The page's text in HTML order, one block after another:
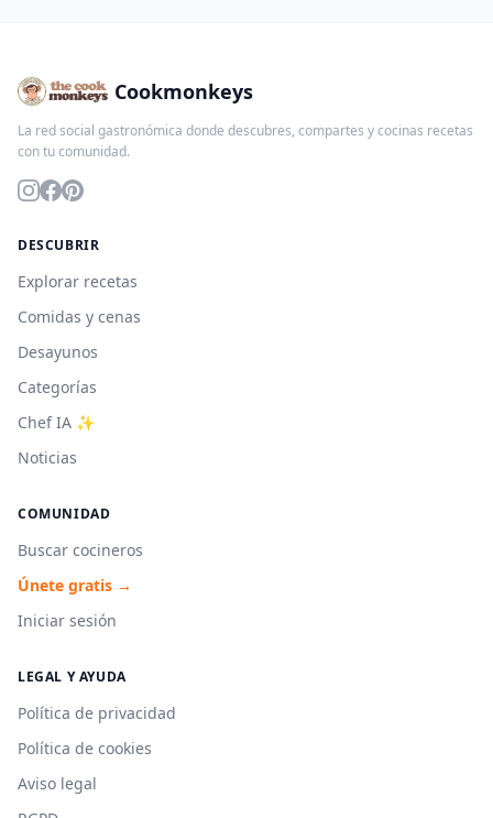
Cookmonkeys
La red social gastronómica donde descubres, compartes y cocinas recetas
con tu comunidad.
DESCUBRIR
Explorar recetas
Comidas y cenas
Desayunos
Categorías
Chef IA ✨
Noticias
COMUNIDAD
Buscar cocineros
Únete gratis →
Iniciar sesión
LEGAL Y AYUDA
Política de privacidad
Política de cookies
Aviso legal